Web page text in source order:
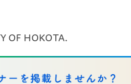
OF HOKOTA.